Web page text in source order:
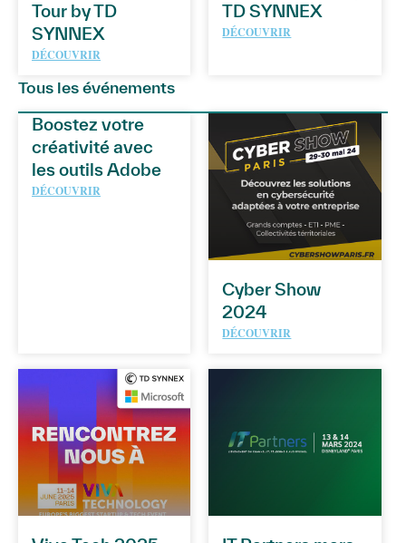
Tour by TD
SYNNEX
DÉCOUVRIR
TD SYNNEX
DÉCOUVRIR
Tous les événements
Boostez votre
créativité avec
les outils Adobe
DÉCOUVRIR
Cyber Show
2024
DÉCOUVRIR